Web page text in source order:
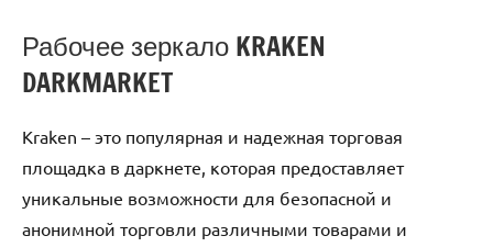
Рабочее зеркало KRAKEN
DARKMARKET
Kraken – это популярная и надежная торговая
площадка в даркнете, которая предоставляет
уникальные возможности для безопасной и
анонимной торговли различными товарами и